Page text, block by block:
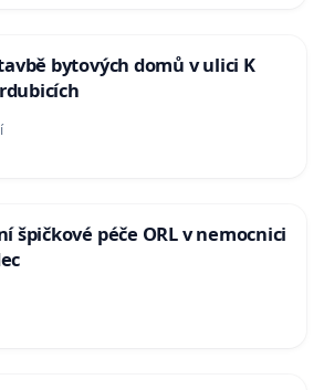
bytových domů v ulici K
špičkové péče ORL v nemocnici